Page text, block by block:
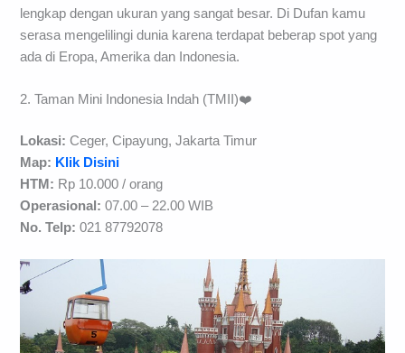
lengkap dengan ukuran yang sangat besar. Di Dufan kamu
serasa mengelilingi dunia karena terdapat beberap spot yang
ada di Eropa, Amerika dan Indonesia.
2. Taman Mini Indonesia Indah (TMII)❤️
Lokasi:Ceger, Cipayung, Jakarta Timur
Map: Klik Disini
HTM: Rp 10.000 / orang
Operasional:07.00 – 22.00 WIB
No. Telp:021 87792078